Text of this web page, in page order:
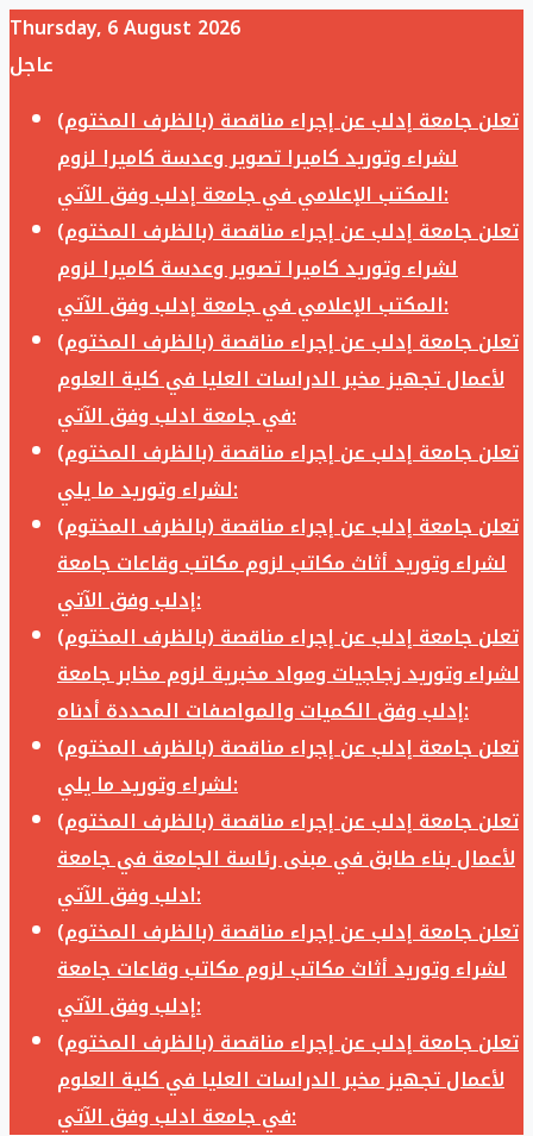
Thursday, 6 August 2026
عاجل
تعلن جامعة إدلب عن إجراء مناقصة (بالظرف المختوم)
لشراء وتوريد كاميرا تصوير وعدسة كاميرا لزوم
المكتب الإعلامي في جامعة إدلب وفق الآتي:
تعلن جامعة إدلب عن إجراء مناقصة (بالظرف المختوم)
لشراء وتوريد كاميرا تصوير وعدسة كاميرا لزوم
المكتب الإعلامي في جامعة إدلب وفق الآتي:
تعلن جامعة إدلب عن إجراء مناقصة (بالظرف المختوم)
لأعمال تجهيز مخبر الدراسات العليا في كلية العلوم
في جامعة ادلب وفق الآتي:
تعلن جامعة إدلب عن إجراء مناقصة (بالظرف المختوم)
لشراء وتوريد ما يلي:
تعلن جامعة إدلب عن إجراء مناقصة (بالظرف المختوم)
لشراء وتوريد أثاث مكاتب لزوم مكاتب وقاعات جامعة
إدلب وفق الآتي:
تعلن جامعة إدلب عن إجراء مناقصة (بالظرف المختوم)
لشراء وتوريد زجاجيات ومواد مخبرية لزوم مخابر جامعة
إدلب وفق الكميات والمواصفات المحددة أدناه:
تعلن جامعة إدلب عن إجراء مناقصة (بالظرف المختوم)
لشراء وتوريد ما يلي:
تعلن جامعة إدلب عن إجراء مناقصة (بالظرف المختوم)
لأعمال بناء طابق في مبنى رئاسة الجامعة في جامعة
ادلب وفق الآتي:
تعلن جامعة إدلب عن إجراء مناقصة (بالظرف المختوم)
لشراء وتوريد أثاث مكاتب لزوم مكاتب وقاعات جامعة
إدلب وفق الآتي:
تعلن جامعة إدلب عن إجراء مناقصة (بالظرف المختوم)
لأعمال تجهيز مخبر الدراسات العليا في كلية العلوم
في جامعة ادلب وفق الآتي: